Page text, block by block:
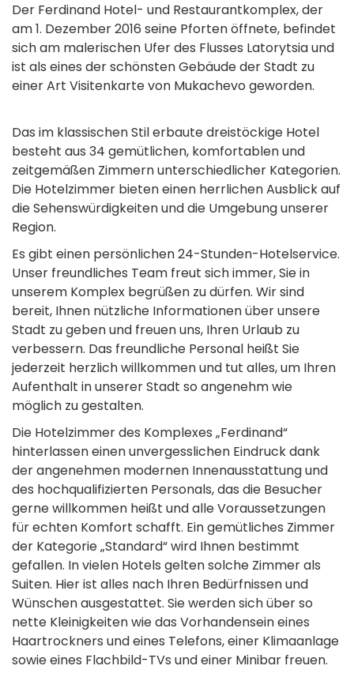
Der Ferdinand Hotel- und Restaurantkomplex, der
am 1. Dezember 2016 seine Pforten öffnete, befindet
sich am malerischen Ufer des Flusses Latorytsia und
ist als eines der schönsten Gebäude der Stadt zu
einer Art Visitenkarte von Mukachevo geworden.
Das im klassischen Stil erbaute dreistöckige Hotel
besteht aus 34 gemütlichen, komfortablen und
zeitgemäßen Zimmern unterschiedlicher Kategorien.
Die Hotelzimmer bieten einen herrlichen Ausblick auf
die Sehenswürdigkeiten und die Umgebung unserer
Region.
Es gibt einen persönlichen 24-Stunden-Hotelservice.
Unser freundliches Team freut sich immer, Sie in
unserem Komplex begrüßen zu dürfen. Wir sind
bereit, Ihnen nützliche Informationen über unsere
Stadt zu geben und freuen uns, Ihren Urlaub zu
verbessern. Das freundliche Personal heißt Sie
jederzeit herzlich willkommen und tut alles, um Ihren
Aufenthalt in unserer Stadt so angenehm wie
möglich zu gestalten.
Die Hotelzimmer des Komplexes „Ferdinand“
hinterlassen einen unvergesslichen Eindruck dank
der angenehmen modernen Innenausstattung und
des hochqualifizierten Personals, das die Besucher
gerne willkommen heißt und alle Voraussetzungen
für echten Komfort schafft. Ein gemütliches Zimmer
der Kategorie „Standard“ wird Ihnen bestimmt
gefallen. In vielen Hotels gelten solche Zimmer als
Suiten. Hier ist alles nach Ihren Bedürfnissen und
Wünschen ausgestattet. Sie werden sich über so
nette Kleinigkeiten wie das Vorhandensein eines
Haartrockners und eines Telefons, einer Klimaanlage
sowie eines Flachbild-TVs und einer Minibar freuen.